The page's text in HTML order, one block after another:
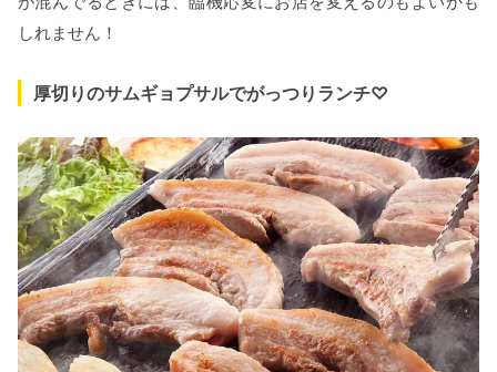
しれません！
厚切りのサムギョプサルでがっつりランチ♡